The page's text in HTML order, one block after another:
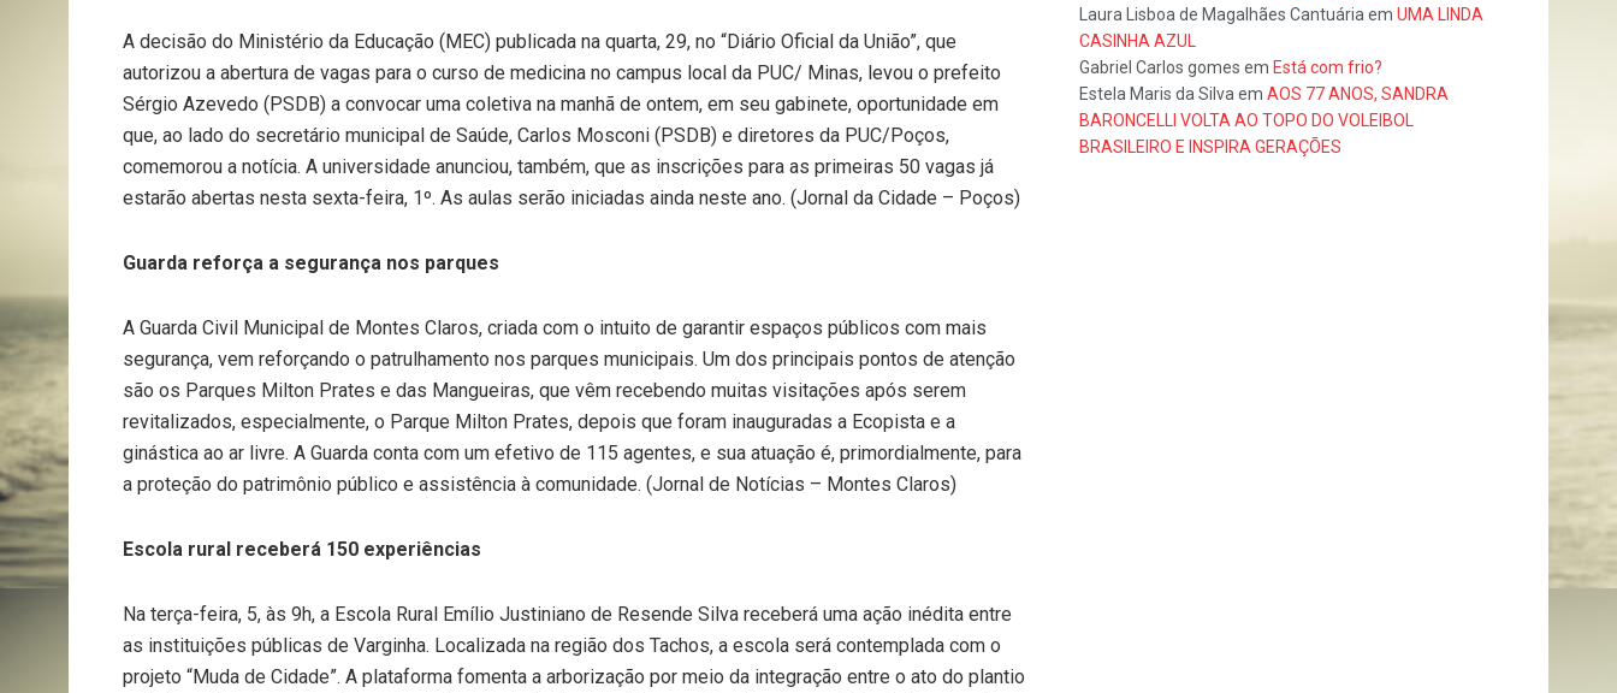
A decisão do Ministério da Educação (MEC) publicada na quarta, 29, no “Diário Oficial da União”, que
autorizou a abertura de vagas para o curso de medicina no campus local da PUC/ Minas, levou o prefeito
Sérgio Azevedo (PSDB) a convocar uma coletiva na manhã de ontem, em seu gabinete, oportunidade em
que, ao lado do secretário municipal de Saúde, Carlos Mosconi (PSDB) e diretores da PUC/Poços,
comemorou a notícia. A universidade anunciou, também, que as inscrições para as primeiras 50 vagas já
estarão abertas nesta sexta-feira, 1º. As aulas serão iniciadas ainda neste ano. (Jornal da Cidade – Poços)
Guarda reforça a segurança nos parques
A Guarda Civil Municipal de Montes Claros, criada com o intuito de garantir espaços públicos com mais
segurança, vem reforçando o patrulhamento nos parques municipais. Um dos principais pontos de atenção
são os Parques Milton Prates e das Mangueiras, que vêm recebendo muitas visitações após serem
revitalizados, especialmente, o Parque Milton Prates, depois que foram inauguradas a Ecopista e a
ginástica ao ar livre. A Guarda conta com um efetivo de 115 agentes, e sua atuação é, primordialmente, para
a proteção do patrimônio público e assistência à comunidade. (Jornal de Notícias – Montes Claros)
Escola rural receberá 150 experiências
Na terça-feira, 5, às 9h, a Escola Rural Emílio Justiniano de Resende Silva receberá uma ação inédita entre
as instituições públicas de Varginha. Localizada na região dos Tachos, a escola será contemplada com o
projeto “Muda de Cidade”. A plataforma fomenta a arborização por meio da integração entre o ato do plantio
Laura Lisboa de Magalhães Cantuáriaem UMA LINDA
CASINHA AZUL
Gabriel Carlos gomes em Está com frio?
Estela Maris da Silvaem AOS 77 ANOS, SANDRA
BARONCELLI VOLTA AO TOPO DO VOLEIBOL
BRASILEIRO E INSPIRA GERAÇÕES